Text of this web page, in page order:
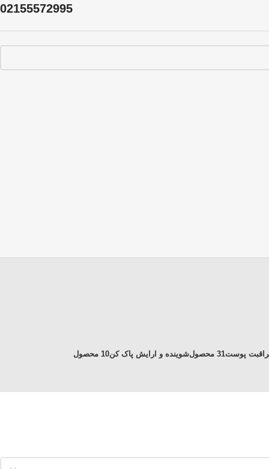
02155572995
پوست31 محصول شوینده و ارایش پاک کن10 محصول